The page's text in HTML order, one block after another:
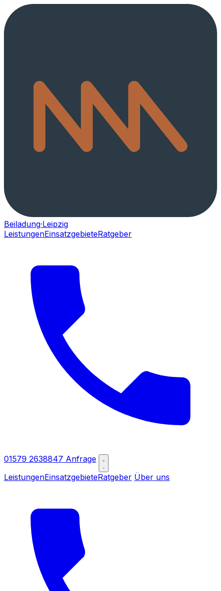
Beiladung·Leipzig
LeistungenEinsatzgebieteRatgeber
01579 2638847 Anfrage
LeistungenEinsatzgebieteRatgeber Über uns